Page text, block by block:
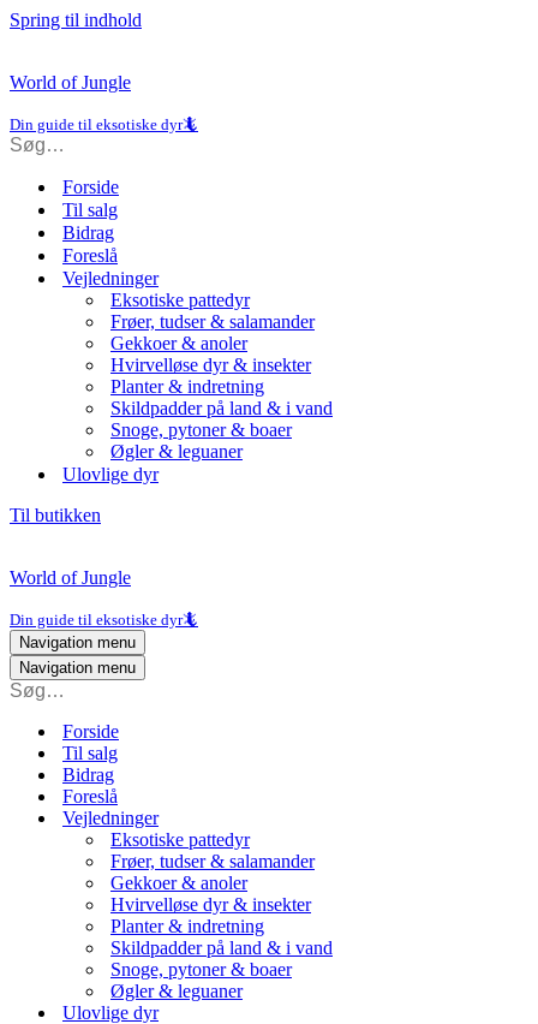
Spring til indhold
World of Jungle
Din guide til eksotiske dyr🦎
Forside
Til salg
Bidrag
Foreslå
Vejledninger
Eksotiske pattedyr
Frøer, tudser & salamander
Gekkoer & anoler
Hvirvelløse dyr & insekter
Planter & indretning
Skildpadder på land & i vand
Snoge, pytoner & boaer
Øgler & leguaner
Ulovlige dyr
Til butikken
World of Jungle
Din guide til eksotiske dyr🦎
Navigation menu
Navigation menu
Forside
Til salg
Bidrag
Foreslå
Vejledninger
Eksotiske pattedyr
Frøer, tudser & salamander
Gekkoer & anoler
Hvirvelløse dyr & insekter
Planter & indretning
Skildpadder på land & i vand
Snoge, pytoner & boaer
Øgler & leguaner
Ulovlige dyr